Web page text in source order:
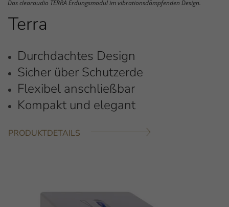
Das clearaudio TERRA Erdungsmodul im vibrationsdämpfenden Design.
Terra
Durchdachtes Design
Sicher über Schutzerde
Flexibel anschließbar
Kompakt und elegant
PRODUKTDETAILS